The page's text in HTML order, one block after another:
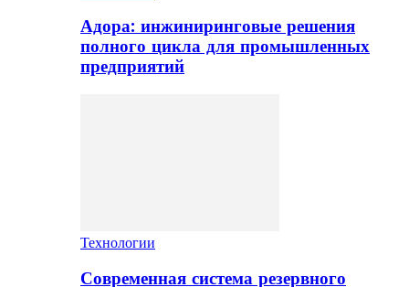
Адора: инжиниринговые решения
полного цикла для промышленных
предприятий
Технологии
Современная система резервного